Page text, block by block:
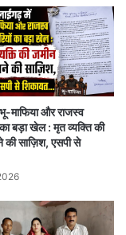
माफिया और राजस्व
बड़ा खेल : मृत व्यक्ति की
की साज़िश, एसपी से